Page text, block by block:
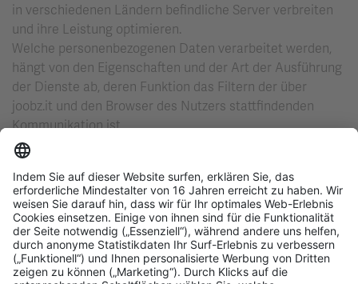
in verschiedenen Ländern befindliche Server verbreiten
und ihre Leistung optimieren.
Welche personenbezogenen Daten verarbeitet werden,
hängt von den Eigenschaften und der Art der Ausführung
der Dienste ab, deren Funktion das Filtern der über
joobz.it und den Browser des Nutzers stattfindenden
Kommunikation ist.
Angesichts der weiten Verbreitung dieses Systems ist es
personenbezogenen Daten von Nutzern vermittelt
werden.
Cloudflare (Cloudflare, Inc.)
Cloudflare ist ein von Cloudflare Inc. bereitgestellter